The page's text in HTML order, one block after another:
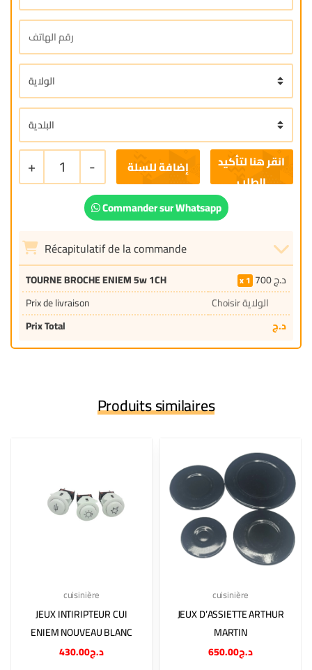
+ 1 - إضافة للسلة
Commander sur Whatsapp
Récapitulatif de la commande
TOURNE BROCHE ENIEM 5w 1CH 1 700د.ج
Prix de livraison
Choisir الولاية
Prix Total
د.ج
Produits similaires
cuisinière
JEUX INTIRIPTEUR CUI
ENIEM NOUVEAU BLANC
د.ج430.00
cuisinière
JEUX D’ASSIETTE ARTHUR
MARTIN
د.ج650.00